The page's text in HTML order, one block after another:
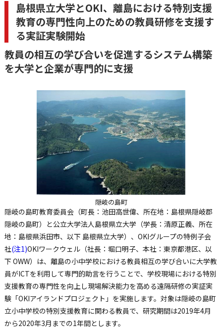
島根県立大学とOKI、離島における特別支援
教育の専門性向上のための教員研修を支援す
る実証実験開始
教員の相互の学び合いを促進するシステム構築
を大学と企業が専門的に支援
隠岐の島町
隠岐の島町教育委員会（町長：池田高世偉、所在地：島根県隠岐郡
隠岐の島町）と公立大学法人島根県立大学（学長：清原正義、所在
地：島根県浜田市、以下 島根県立大学）、OKIグループの特例子会
社(注1)OKIワークウェル（社長：堀口明子、本社：東京都港区、以
下 OWW）は、離島の小中学校における教員相互の学び合いに大学教
員がICTを利用して専門的助言を行うことで、学校現場における特別
支援教育の専門性を向上し現場解決能力を高める遠隔研修の実証実
験「OKIアイランドプロジェクト」を実施します。対象は隠岐の島町
立小中学校の特別支援教育に関わる教員で、研究期間は2019年4月
から2020年3月までの1年間とします。